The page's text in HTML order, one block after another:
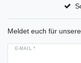
Meldet euch für
E-MAIL *